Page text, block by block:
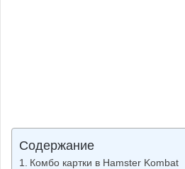
Содержание
Комбо картки в Hamster Kombat